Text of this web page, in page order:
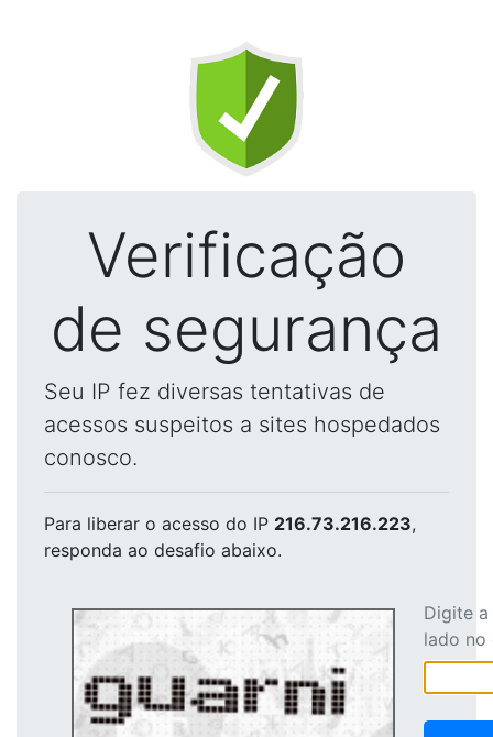
Verificação
de segurança
Seu IP fez diversas tentativas de
acessos suspeitos a sites hospedados
conosco.
Para liberar o acesso do IP 216.73.216.223,
responda ao desafio abaixo.
Digite
lado no